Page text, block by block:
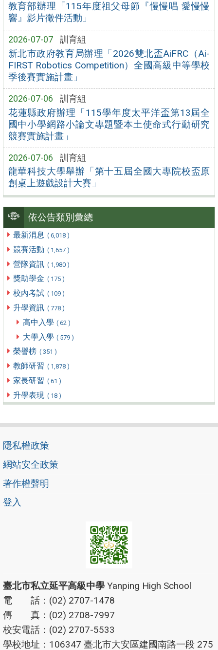
教育部辦理「115年度祖父母節『慢慢唱 愛慢慢
響』影片徵件活動」
2026-07-07 訓育組
新北市政府教育局辦理「2026雙北盃AiFRC（Ai-
FIRST Robotics Competition）全國高級中等學校
季後賽實施計畫」
2026-07-06 訓育組
花蓮縣政府辦理「115學年度太平洋盃第13屆全
國中小學網路小論文專題暨本土使命式行動研究
競賽實施計畫」
2026-07-06 訓育組
龍華科技大學舉辦「第十五屆全國大專院校盃原
創桌上遊戲設計大賽」
依公告類別彙總
最新消息 ( 6,018 )
競賽活動 ( 1,657 )
營隊資訊 ( 1,980 )
獎助學金 ( 175 )
校內考試 ( 109 )
升學資訊 ( 778 )
高中入學 ( 62 )
大學入學 ( 579 )
榮譽榜 ( 351 )
教師研習 ( 1,878 )
家長研習 ( 61 )
升學表現 ( 18 )
隱私權政策
網站安全政策
著作權聲明
登入
臺北市私立延平高級中學 Yanping High School
電 話：(02) 2707-1478
傳 真：(02) 2708-7997
校安電話：(02) 2707-5533
學校地址：106347 臺北市大安區建國南路一段 275